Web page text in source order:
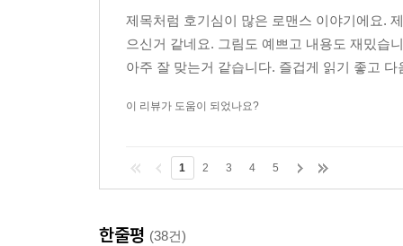
| c*******7 | 2026-07-31 신고
제목처럼 호기심이 많은 로맨스 이야기에요.
으신거 같네요. 그림도 예쁘고 내용도 재밌습
1 2 3 4 5